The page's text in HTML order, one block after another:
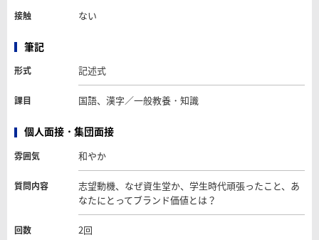
接触 ない
筆記
形式 記述式
課目 国語、漢字／一般教養・知識
個人面接・集団面接
雰囲気 和やか
質問内容
志望動機、なぜ資生堂か、学生時代頑張ったこと、あ
なたにとってブランド価値とは？
回数 2回